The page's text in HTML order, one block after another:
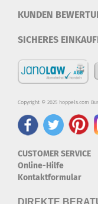
KUNDEN
SICHERES
Copyright © 2025 hoppels.com
CUSTOMER SERVICE
Online-Hilfe
Kontaktformular
DIREKTE